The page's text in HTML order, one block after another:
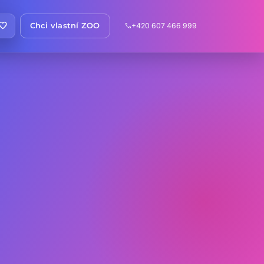
Chci vlastní ZOO call+420 607 466 999